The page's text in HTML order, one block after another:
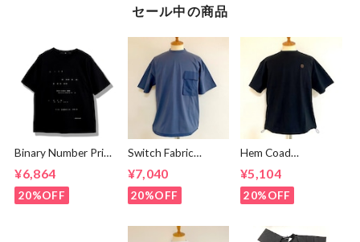
セール中の商品
Binary Number Print
¥6,864
20%OFF
Switch Fabric
Ash Navy
¥7,040
20%OFF
Hem Coad
shirts Black /
Brown
¥5,104
20%OFF